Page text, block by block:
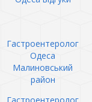
Гастроентеролог
Одеса
Малиновський
район